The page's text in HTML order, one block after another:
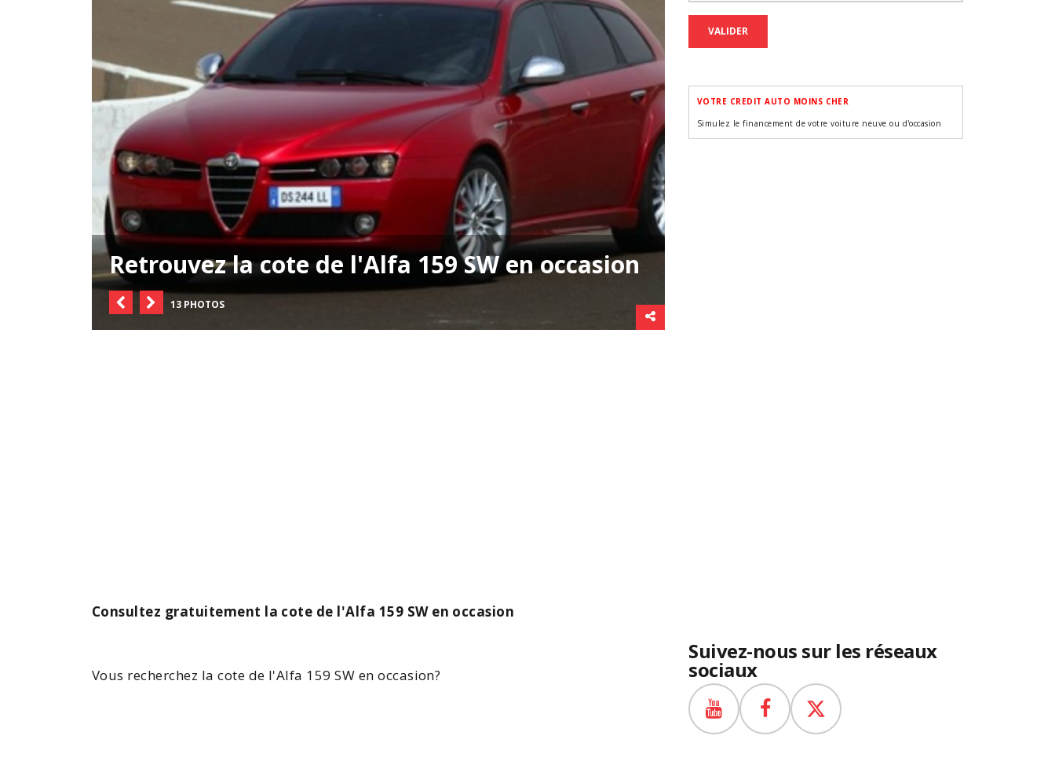
Retrouvez la cote de l'Alfa 159 SW en occasion
13 PHOTOS
Consultez gratuitement la cote de l'Alfa 159 SW en occasion
Vous recherchez la cote de l'Alfa 159 SW en occasion?
VALIDER
VOTRE CREDIT AUTO MOINS CHER
Simulez le financement de votre voiture neuve ou d'occasion
Suivez-nous sur les réseaux
sociaux